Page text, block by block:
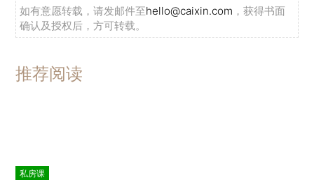
如有意愿转载，请发邮件至hello@caixin.com ，获得书面
确认及授权后，方可转载。
推荐阅读
私房课